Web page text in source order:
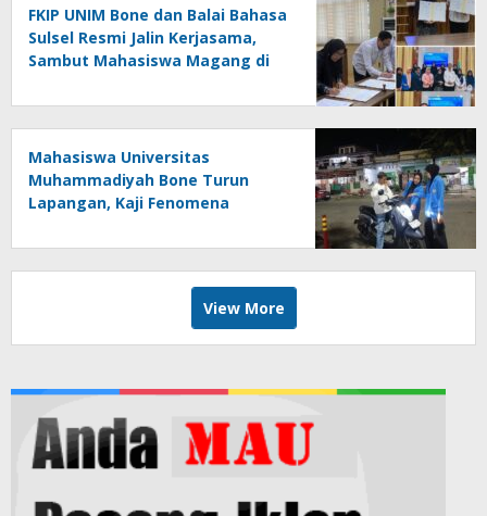
FKIP UNIM Bone dan Balai Bahasa
Sulsel Resmi Jalin Kerjasama,
Sambut Mahasiswa Magang di
Mahasiswa Universitas
Muhammadiyah Bone Turun
Lapangan, Kaji Fenomena
melalui Riset FOTOFOBIA
View More